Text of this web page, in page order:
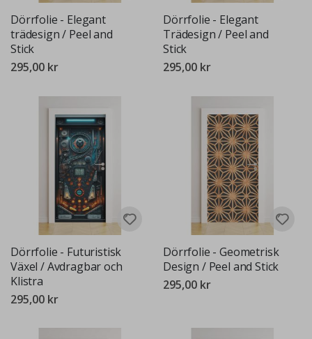
Dörrfolie - Elegant
trädesign / Peel and
Stick
295,00 kr
Dörrfolie - Elegant
Trädesign / Peel and
Stick
295,00 kr
Dörrfolie - Futuristisk
Växel / Avdragbar och
Klistra
295,00 kr
Dörrfolie - Geometrisk
Design / Peel and Stick
295,00 kr